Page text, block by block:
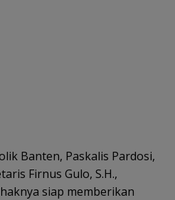
Banten, Paskalis Pardosi,
Firnus Gulo, S.H.,
siap memberikan